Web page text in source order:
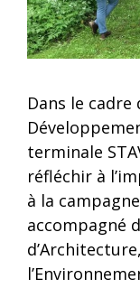
Dans le cadre
terminale
réfléchir à
à la
accompagné